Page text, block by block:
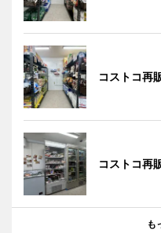
コストコ再
コストコ再
も